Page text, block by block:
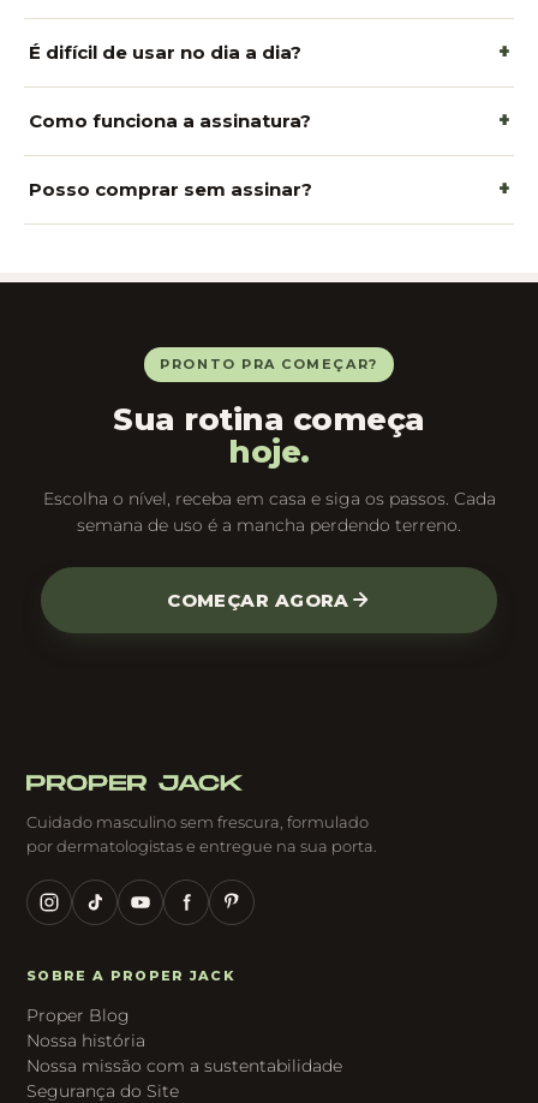
É difícil de usar no dia a dia? +
Como funciona a assinatura? +
Posso comprar sem assinar? +
PRONTO PRA COMEÇAR?
Sua rotina começa
hoje.
Escolha o nível, receba em casa e siga os passos. Cada
semana de uso é a mancha perdendo terreno.
COMEÇAR AGORA
Cuidado masculino sem frescura, formulado
por dermatologistas e entregue na sua porta.
SOBRE A PROPER JACK
Proper Blog
Nossa história
Nossa missão com a sustentabilidade
Segurança do Site